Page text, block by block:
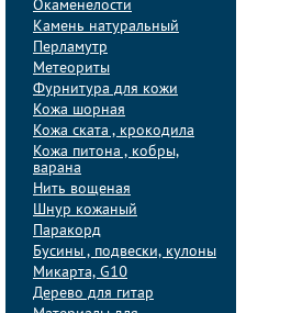
Окаменелости
Камень натуральный
Перламутр
Метеориты
Фурнитура для кожи
Кожа шорная
Кожа ската , крокодила
Кожа питона , кобры,
варана
Нить вощеная
Шнур кожаный
Паракорд
Бусины , подвески, кулоны
Микарта, G10
Дерево для гитар